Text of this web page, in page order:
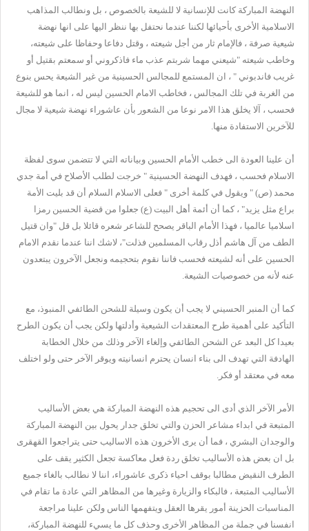
النهضة المباركة كانت للإنسانية لا للشيعة بالخصوص ، بل ونطالب المذاهب
الاسلامية الأخرى بأحيائها لكننا عندما نحتفل بها ننظر اليها على انها نهضة
شيعية صرفة ، فالإمام ثار من أجل شيعته ، وقتل دفاعا وحفاظا على شيعته،
وخاطب شيعته "شيعني مهما شربتم عذب ماء فاذكروني أو سمعتم بقتيل أو
غريب فاندبوني " ، ان المستمع للمجالس الحسينية من غير الشيعة يحس بنوع
من الغربة في تلك المجالس ، فخاطب الامام الحسين ليس له ، انما هو للشيعة
فحسب ، آلا يخلق هذا الامر نوعا من الشعور بأن عاشوراء نهضة شيعية لا مجال
للآخرين الاستفادة منها.
أن علينا العودة الى خطب الأمام الحسين وبياناته التي لا تتضمن سوى لفظة
الاسلام فحسب ، فهدف النهضة الحسينية " خرجت لطلب الأصلاح في أمة جدي
محمد (ص) " ويقول في كلمة أخرى " فعلى الاسلام السلام أن قد بليت الأمة
براع مثل يزيد" ، كما أن أئمة أهل البيت (ع) جعلوا من قضية الحسين رمزا
اسلاميا عالميا ، فهذا الأمام الباقر يصحح للشاعر شعره قائلا بل قل "وان قتيل
الطف من آل هاشم أذل رقاب المسلمين فذلت"، لاشك اننا عندما نقدم الامام
الحسين على أنه لشيعته فحسب فاننا نقوم بتحجيمه ونجعل الآخرون يبتعدون
عنه لأنه من خصوصيات الشيعة.
كما أن المنبر الحسيني لا يجب أن يكون وسيلة للشحن الطائفي المنبوذ، مع
التأكيد على أهمية طرح المعتقدات الشيعية وأدلتها ولكن يجب أن يكون الطرح
بعيدا كل البعد عن الشحن الطائفي وإلغاء الآخر وذلك من خلال الخطابة
الهادفة التي تهدف الى بناء انسان يحترم انسانيته ويوقر الآخر حتى ولو اختلف
معه في معتقد أو فكر.
الأمر الآخر الذي أدى الى تحجيم هذه النهضة المباركة هي بعض الأساليب
المتبعة في ابداء مشاعر الحزن والتي تخلق جدار يحول بين النهضة المباركة
والوجدان البشري ، فما أن يرى الأخرون هذه الاساليب حتى يتراجعوا القهقرى
بل ان بعض هذه الأساليب تخلق ردة فعل معاكسة تجعل الكثير يقف على
الطرف النقيض مطالبا بوقف احياء ذكرى عاشوراء، اننا لا نطالب بالغاء جميع
الأساليب المتبعة ، فالبكاء والزيارة وغيرها من المظاهر التي عادة ما تقام في
المناسبات الحزينة أمور يقرها العقل ويتفهمها الناس ولكن علينا مراجعة
انفسنا في جملة من المظاهر الأخرى وحذف كل ما يسيء للنهضة المباركة،